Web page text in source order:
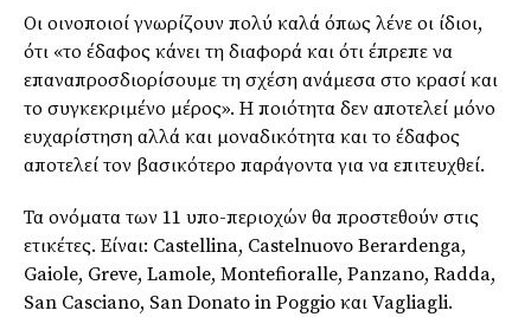
Οι οινοποιοί γνωρίζουν πολύ καλά όπως λένε οι ίδιοι,
ότι «το έδαφος κάνει τη διαφορά και ότι έπρεπε να
επαναπροσδιορίσουμε τη σχέση ανάμεσα στο κρασί και
το συγκεκριμένο μέρος». Η ποιότητα δεν αποτελεί μόνο
ευχαρίστηση αλλά και μοναδικότητα και το έδαφος
αποτελεί τον βασικότερο παράγοντα για να επιτευχθεί.
Τα ονόματα των 11 υπο-περιοχών θα προστεθούν στις
ετικέτες. Είναι: Castellina, Castelnuovo Berardenga,
Gaiole, Greve, Lamole, Montefioralle, Panzano, Radda,
San Casciano, San Donato in Poggio και Vagliagli.